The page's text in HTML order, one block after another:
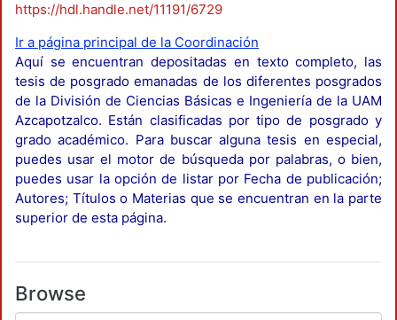
https://hdl.handle.net/11191/6729
Ir a página principal de la Coordinación
Aquí se encuentran depositadas en texto completo, las
tesis de posgrado emanadas de los diferentes posgrados
de la División de Ciencias Básicas e Ingeniería de la UAM
Azcapotzalco. Están clasificadas por tipo de posgrado y
grado académico. Para buscar alguna tesis en especial,
puedes usar el motor de búsqueda por palabras, o bien,
puedes usar la opción de listar por Fecha de publicación;
Autores; Títulos o Materias que se encuentran en la parte
superior de esta página.
Browse